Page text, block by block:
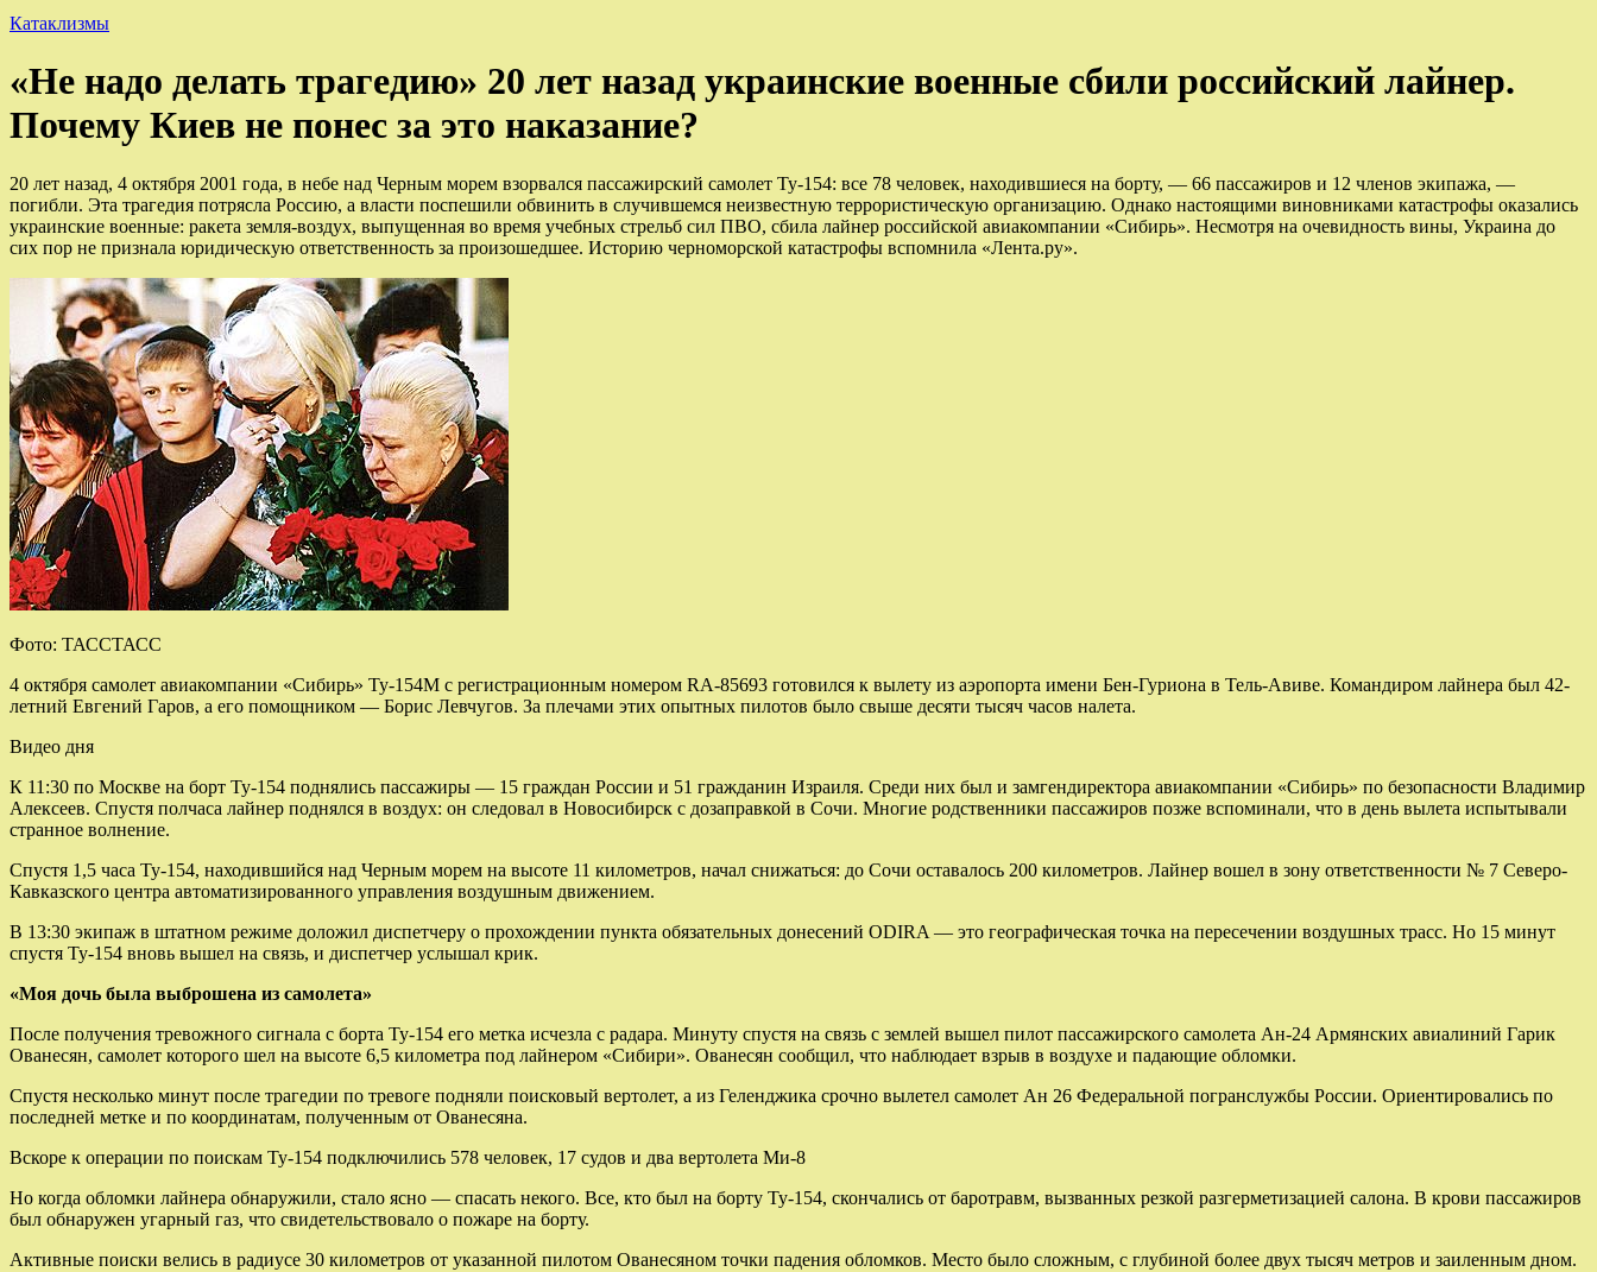
Катаклизмы
«Не надо делать трагедию» 20 лет назад украинские военные сбили российский лайнер.
Почему Киев не понес за это наказание?
20 лет назад, 4 октября 2001 года, в небе над Черным морем взорвался пассажирский самолет Ту-154: все 78 человек, находившиеся на борту, — 66 пассажиров и 12 членов экипажа, —
погибли. Эта трагедия потрясла Россию, а власти поспешили обвинить в случившемся неизвестную террористическую организацию. Однако настоящими виновниками катастрофы оказались
украинские военные: ракета земля-воздух, выпущенная во время учебных стрельб сил ПВО, сбила лайнер российской авиакомпании «Сибирь». Несмотря на очевидность вины, Украина до
сих пор не признала юридическую ответственность за произошедшее. Историю черноморской катастрофы вспомнила «Лента.ру».
Фото: ТАССТАСС
4 октября самолет авиакомпании «Сибирь» Ту-154М с регистрационным номером RA-85693 готовился к вылету из аэропорта имени Бен-Гуриона в Тель-Авиве. Командиром лайнера был 42-
летний Евгений Гаров, а его помощником — Борис Левчугов. За плечами этих опытных пилотов было свыше десяти тысяч часов налета.
Видео дня
К 11:30 по Москве на борт Ту-154 поднялись пассажиры — 15 граждан России и 51 гражданин Израиля. Среди них был и замгендиректора авиакомпании «Сибирь» по безопасности Владимир
Алексеев. Спустя полчаса лайнер поднялся в воздух: он следовал в Новосибирск с дозаправкой в Сочи. Многие родственники пассажиров позже вспоминали, что в день вылета испытывали
странное волнение.
Спустя 1,5 часа Ту-154, находившийся над Черным морем на высоте 11 километров, начал снижаться: до Сочи оставалось 200 километров. Лайнер вошел в зону ответственности № 7 Северо-
Кавказского центра автоматизированного управления воздушным движением.
В 13:30 экипаж в штатном режиме доложил диспетчеру о прохождении пункта обязательных донесений ODIRA — это географическая точка на пересечении воздушных трасс. Но 15 минут
спустя Ту-154 вновь вышел на связь, и диспетчер услышал крик.
«Моя дочь была выброшена из самолета»
После получения тревожного сигнала с борта Ту-154 его метка исчезла с радара. Минуту спустя на связь с землей вышел пилот пассажирского самолета Ан-24 Армянских авиалиний Гарик
Ованесян, самолет которого шел на высоте 6,5 километра под лайнером «Сибири». Ованесян сообщил, что наблюдает взрыв в воздухе и падающие обломки.
Спустя несколько минут после трагедии по тревоге подняли поисковый вертолет, а из Геленджика срочно вылетел самолет Ан 26 Федеральной погранслужбы России. Ориентировались по
последней метке и по координатам, полученным от Ованесяна.
Вскоре к операции по поискам Ту-154 подключились 578 человек, 17 судов и два вертолета Ми-8
Но когда обломки лайнера обнаружили, стало ясно — спасать некого. Все, кто был на борту Ту-154, скончались от баротравм, вызванных резкой разгерметизацией салона. В крови пассажиров
был обнаружен угарный газ, что свидетельствовало о пожаре на борту.
Активные поиски велись в радиусе 30 километров от указанной пилотом Ованесяном точки падения обломков. Место было сложным, с глубиной более двух тысяч метров и заиленным дном.